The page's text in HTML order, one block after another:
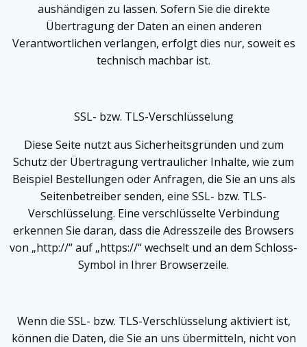
aushändigen zu lassen. Sofern Sie die direkte
Übertragung der Daten an einen anderen
Verantwortlichen verlangen, erfolgt dies nur, soweit es
technisch machbar ist.
SSL- bzw. TLS-Verschlüsselung
Diese Seite nutzt aus Sicherheitsgründen und zum
Schutz der Übertragung vertraulicher Inhalte, wie zum
Beispiel Bestellungen oder Anfragen, die Sie an uns als
Seitenbetreiber senden, eine SSL- bzw. TLS-
Verschlüsselung. Eine verschlüsselte Verbindung
erkennen Sie daran, dass die Adresszeile des Browsers
von „http://“ auf „https://“ wechselt und an dem Schloss-
Symbol in Ihrer Browserzeile.
Wenn die SSL- bzw. TLS-Verschlüsselung aktiviert ist,
können die Daten, die Sie an uns übermitteln, nicht von